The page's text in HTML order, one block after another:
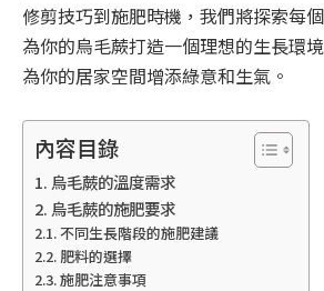
修剪技巧到施肥時機，我們將探索每
為你的烏毛蕨打造一個理想的生長環
為你的居家空間增添綠意和生氣。
內容目錄
烏毛蕨的溫度需求
烏毛蕨的施肥要求
不同生長階段的施肥建議
肥料的選擇
施肥注意事項